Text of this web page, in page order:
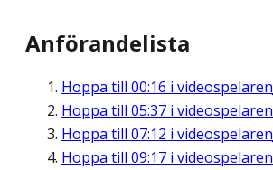
Anförandelista
Hoppa till 00:16 i videospelaren
Hoppa till 05:37 i videospelaren
Hoppa till 07:12 i videospelaren
Hoppa till 09:17 i videospelaren